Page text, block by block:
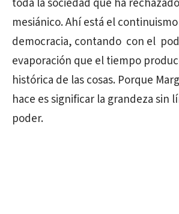
toda la sociedad que ha
mesiánico. Ahí está el
democracia, contando con el
evaporación que el tiempo
histórica de las cosas. Porque
hace es significar la grandeza sin
poder.